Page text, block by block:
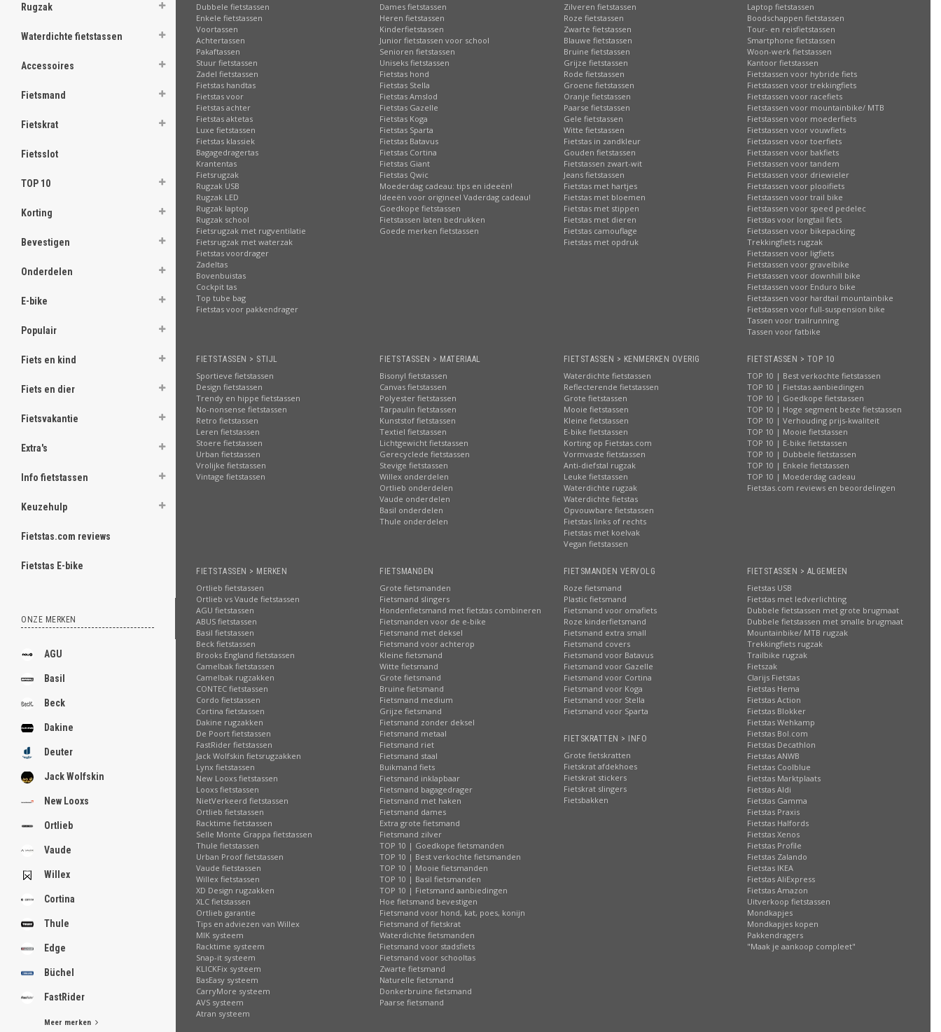
Rugzak
Waterdichte fietstassen
Accessoires
Fietsmand
Fietskrat
Fietsslot
TOP 10
Korting
Bevestigen
Onderdelen
E-bike
Populair
Fiets en kind
Fiets en dier
Fietsvakantie
Extra's
Info fietstassen
Keuzehulp
Fietstas.com reviews
Fietstas E-bike
ONZE MERKEN
AGU
Basil
Beck
Dakine
Deuter
Jack Wolfskin
New Looxs
Ortlieb
Vaude
Willex
Cortina
Thule
Edge
Büchel
FastRider
Meer merken
.
.
.
.
.
.
.
.
Dubbele fietstassen
Enkele fietstassen
Voortassen
Achtertassen
Pakaftassen
Stuur fietstassen
Zadel fietstassen
Fietstas handtas
Fietstas voor
Fietstas achter
Fietstas aktetas
Luxe fietstassen
Fietstas klassiek
Bagagedragertas
Krantentas
Fietsrugzak
Rugzak USB
Rugzak LED
Rugzak laptop
Rugzak school
Fietsrugzak met rugventilatie
Fietsrugzak met waterzak
Fietstas voordrager
Zadeltas
Bovenbuistas
Cockpit tas
Top tube bag
Fietstas voor pakkendrager
Dames fietstassen
Heren fietstassen
Kinderfietstassen
Junior fietstassen voor school
Senioren fietstassen
Uniseks fietstassen
Fietstas hond
Fietstas Stella
Fietstas Amslod
Fietstas Gazelle
Fietstas Koga
Fietstas Sparta
Fietstas Batavus
Fietstas Cortina
Fietstas Giant
Fietstas Qwic
Moederdag cadeau: tips en ideeën!
Ideeën voor origineel Vaderdag cadeau!
Goedkope fietstassen
Fietstassen laten bedrukken
Goede merken fietstassen
Zilveren fietstassen
Roze fietstassen
Zwarte fietstassen
Blauwe fietstassen
Bruine fietstassen
Grijze fietstassen
Rode fietstassen
Groene fietstassen
Oranje fietstassen
Paarse fietstassen
Gele fietstassen
Witte fietstassen
Fietstas in zandkleur
Gouden fietstassen
Fietstassen zwart-wit
Jeans fietstassen
Fietstas met hartjes
Fietstas met bloemen
Fietstas met stippen
Fietstas met dieren
Fietstas camouflage
Fietstas met opdruk
Laptop fietstassen
Boodschappen fietstassen
Tour- en reisfietstassen
Smartphone fietstassen
Woon-werk fietstassen
Kantoor fietstassen
Fietstassen voor hybride fiets
Fietstassen voor trekkingfiets
Fietstassen voor racefiets
Fietstassen voor mountainbike/ MTB
Fietstassen voor moederfiets
Fietstassen voor vouwfiets
Fietstassen voor toerfiets
Fietstassen voor bakfiets
Fietstassen voor tandem
Fietstassen voor driewieler
Fietstassen voor plooifiets
Fietstassen voor trail bike
Fietstassen voor speed pedelec
Fietstas voor longtail fiets
Fietstassen voor bikepacking
Trekkingfiets rugzak
Fietstassen voor ligfiets
Fietstassen voor gravelbike
Fietstassen voor downhill bike
Fietstassen voor Enduro bike
Fietstassen voor hardtail mountainbike
Fietstassen voor full-suspension bike
Tassen voor trailrunning
Tassen voor fatbike
FIETSTASSEN > STIJL
Sportieve fietstassen
Design fietstassen
Trendy en hippe fietstassen
No-nonsense fietstassen
Retro fietstassen
Leren fietstassen
Stoere fietstassen
Urban fietstassen
Vrolijke fietstassen
Vintage fietstassen
FIETSTASSEN > MATERIAAL
Bisonyl fietstassen
Canvas fietstassen
Polyester fietstassen
Tarpaulin fietstassen
Kunststof fietstassen
Textiel fietstassen
Lichtgewicht fietstassen
Gerecyclede fietstassen
Stevige fietstassen
Willex onderdelen
Ortlieb onderdelen
Vaude onderdelen
Basil onderdelen
Thule onderdelen
FIETSTASSEN > KENMERKEN OVERIG
Waterdichte fietstassen
Reflecterende fietstassen
Grote fietstassen
Mooie fietstassen
Kleine fietstassen
E-bike fietstassen
Korting op Fietstas.com
Vormvaste fietstassen
Anti-diefstal rugzak
Leuke fietstassen
Waterdichte rugzak
Waterdichte fietstas
Opvouwbare fietstassen
Fietstas links of rechts
Fietstas met koelvak
Vegan fietstassen
FIETSTASSEN > TOP 10
TOP 10 | Best verkochte fietstassen
TOP 10 | Fietstas aanbiedingen
TOP 10 | Goedkope fietstassen
TOP 10 | Hoge segment beste fietstassen
TOP 10 | Verhouding prijs-kwaliteit
TOP 10 | Mooie fietstassen
TOP 10 | E-bike fietstassen
TOP 10 | Dubbele fietstassen
TOP 10 | Enkele fietstassen
TOP 10 | Moederdag cadeau
Fietstas.com reviews en beoordelingen
FIETSTASSEN > MERKEN
Ortlieb fietstassen
Ortlieb vs Vaude fietstassen
AGU fietstassen
ABUS fietstassen
Basil fietstassen
Beck fietstassen
Brooks England fietstassen
Camelbak fietstassen
Camelbak rugzakken
CONTEC fietstassen
Cordo fietstassen
Cortina fietstassen
Dakine rugzakken
De Poort fietstassen
FastRider fietstassen
Jack Wolfskin fietsrugzakken
Lynx fietstassen
New Looxs fietstassen
Looxs fietstassen
NietVerkeerd fietstassen
Ortlieb fietstassen
Racktime fietstassen
Selle Monte Grappa fietstassen
Thule fietstassen
Urban Proof fietstassen
Vaude fietstassen
Willex fietstassen
XD Design rugzakken
XLC fietstassen
Ortlieb garantie
Tips en adviezen van Willex
MIK systeem
Racktime systeem
Snap-it systeem
KLICKFix systeem
BasEasy systeem
CarryMore systeem
AVS systeem
Atran systeem
FIETSMANDEN
Grote fietsmanden
Fietsmand slingers
Hondenfietsmand met fietstas combineren
Fietsmanden voor de e-bike
Fietsmand met deksel
Fietsmand voor achterop
Kleine fietsmand
Witte fietsmand
Grote fietsmand
Bruine fietsmand
Fietsmand medium
Grijze fietsmand
Fietsmand zonder deksel
Fietsmand metaal
Fietsmand riet
Fietsmand staal
Buikmand fiets
Fietsmand inklapbaar
Fietsmand bagagedrager
Fietsmand met haken
Fietsmand dames
Extra grote fietsmand
Fietsmand zilver
TOP 10 | Goedkope fietsmanden
TOP 10 | Best verkochte fietsmanden
TOP 10 | Mooie fietsmanden
TOP 10 | Basil fietsmanden
TOP 10 | Fietsmand aanbiedingen
Hoe fietsmand bevestigen
Fietsmand voor hond, kat, poes, konijn
Fietsmand of fietskrat
Waterdichte fietsmanden
Fietsmand voor stadsfiets
Fietsmand voor schooltas
Zwarte fietsmand
Naturelle fietsmand
Donkerbruine fietsmand
Paarse fietsmand
FIETSMANDEN VERVOLG
Roze fietsmand
Plastic fietsmand
Fietsmand voor omafiets
Roze kinderfietsmand
Fietsmand extra small
Fietsmand covers
Fietsmand voor Batavus
Fietsmand voor Gazelle
Fietsmand voor Cortina
Fietsmand voor Koga
Fietsmand voor Stella
Fietsmand voor Sparta
FIETSKRATTEN > INFO
Grote fietskratten
Fietskrat afdekhoes
Fietskrat stickers
Fietskrat slingers
Fietsbakken
FIETSTASSEN > ALGEMEEN
Fietstas USB
Fietstas met ledverlichting
Dubbele fietstassen met grote brugmaat
Dubbele fietstassen met smalle brugmaat
Mountainbike/ MTB rugzak
Trekkingfiets rugzak
Trailbike rugzak
Fietszak
Clarijs Fietstas
Fietstas Hema
Fietstas Action
Fietstas Blokker
Fietstas Wehkamp
Fietstas Bol.com
Fietstas Decathlon
Fietstas ANWB
Fietstas Coolblue
Fietstas Marktplaats
Fietstas Aldi
Fietstas Gamma
Fietstas Praxis
Fietstas Halfords
Fietstas Xenos
Fietstas Profile
Fietstas Zalando
Fietstas IKEA
Fietstas AliExpress
Fietstas Amazon
Uitverkoop fietstassen
Mondkapjes
Mondkapjes kopen
Pakkendragers
"Maak je aankoop compleet"